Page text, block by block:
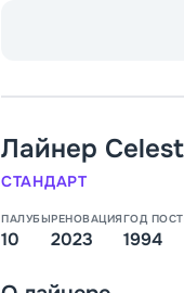
Лайнер
СТАНДАРТ
ПАЛУБЫ
10
РЕНОВАЦИЯ
2023
ГОД
1994